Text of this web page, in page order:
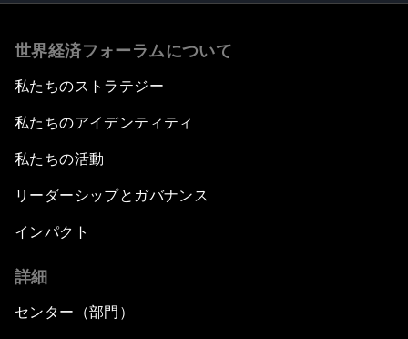
世界経済フォーラムについて
私たちのストラテジー
私たちのアイデンティティ
私たちの活動
リーダーシップとガバナンス
インパクト
詳細
センター（部門）